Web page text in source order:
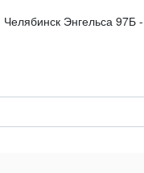
Челябинск Энгельса 97Б